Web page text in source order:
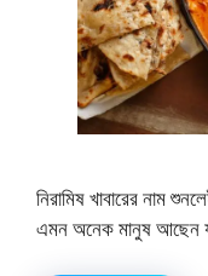
নিরামিষ খাবারের নাম
এমন অনেক মানুষ আছেন